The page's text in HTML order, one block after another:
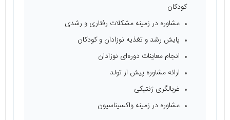
کودکان
مشاوره در زمینه مشکلات رفتاری و رشدی
پایش رشد و تغذیه نوزادان و کودکان
انجام معاینات دوره‌ای نوزادان
ارائه مشاوره پیش از تولد
غربالگری ژنتیکی
مشاوره در زمینه واکسیناسیون